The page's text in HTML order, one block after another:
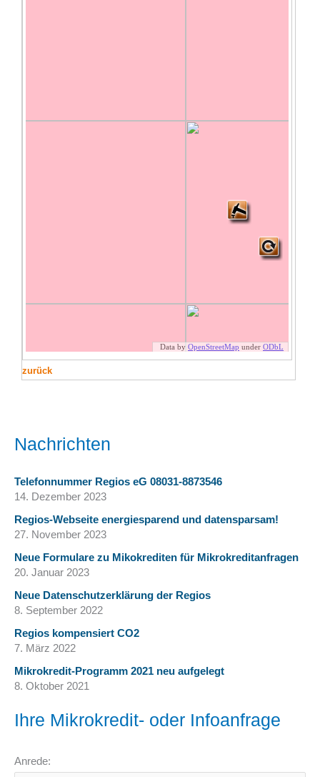
zurück
Nachrichten
Telefonnummer Regios eG 08031-8873546
14. Dezember 2023
Regios-Webseite energiesparend und datensparsam!
27. November 2023
Neue Formulare zu Mikokrediten für Mikrokreditanfragen
20. Januar 2023
Neue Datenschutzerklärung der Regios
8. September 2022
Regios kompensiert CO2
7. März 2022
Mikrokredit-Programm 2021 neu aufgelegt
8. Oktober 2021
Ihre Mikrokredit- oder Infoanfrage
Anrede: